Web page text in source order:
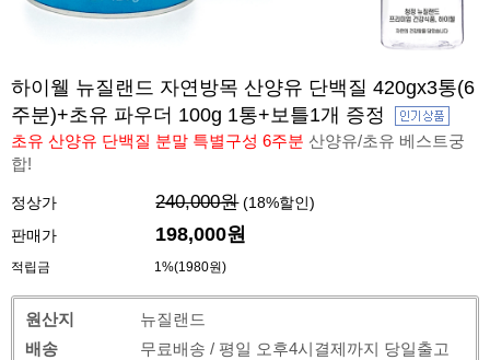
하이웰 뉴질랜드 자연방목 산양유 단백질 420gx3통(6
주분)+초유 파우더 100g 1통+보틀1개 증정
초유 산양유 단백질 분말 특별구성 6주분 산양유/초유 베스트궁
합!
정상가 240,000원 (18%할인)
판매가
198,000원
적립금 1%(1980원)
원산지
뉴질랜드
배송
무료배송 / 평일 오후4시결제까지 당일출고